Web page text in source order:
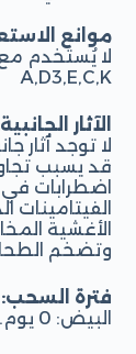
موانع
لا يُستخدم
A,D3,E,C,K
الآثار
لا توجد آثار
قد يسبب
اضطرابات
الفيتامينات
الأغشية
وتضخم
فترة السحب:
البيض: 0 يوم. اللحم: 0 يوم. الحليب: 0 يوم.